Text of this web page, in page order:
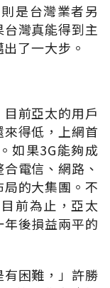
是台灣業者另
灣真能得到主
了一大步。
前亞太的用戶
得低，上網首
如果3G能夠成
電信、網路、
的大集團。不
前為止，亞太
後損益兩平的
有困難，」許勝